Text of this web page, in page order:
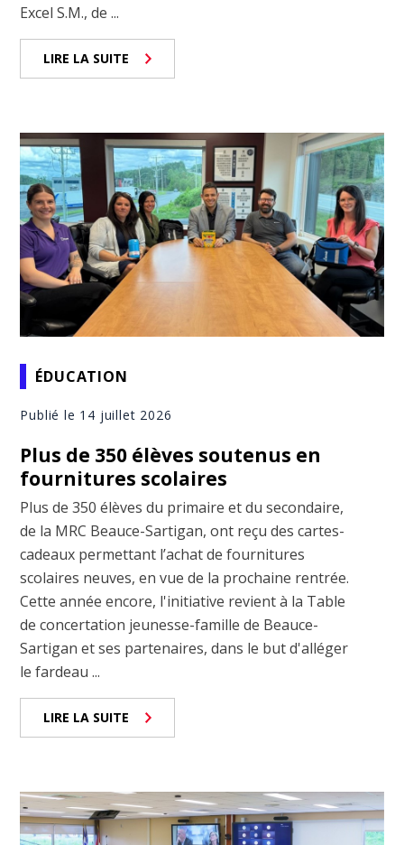
Excel S.M., de ...
LIRE LA SUITE
ÉDUCATION
Publié le 14 juillet 2026
Plus de 350 élèves soutenus en
fournitures scolaires
Plus de 350 élèves du primaire et du secondaire,
de la MRC Beauce-Sartigan, ont reçu des cartes-
cadeaux permettant l’achat de fournitures
scolaires neuves, en vue de la prochaine rentrée.
Cette année encore, l'initiative revient à la Table
de concertation jeunesse-famille de Beauce-
Sartigan et ses partenaires, dans le but d'alléger
le fardeau ...
LIRE LA SUITE